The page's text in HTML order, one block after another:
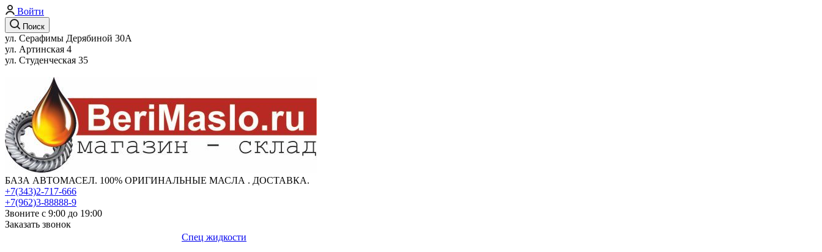
Войти
Поиск
ул. Серафимы Дерябиной 30А
ул. Артинская 4
ул. Студенческая 35
БАЗА АВТОМАСЕЛ. 100% ОРИГИНАЛЬНЫЕ МАСЛА . ДОСТАВКА.
+7(343)2-717-666
+7(962)3-88888-9
Звоните с 9:00 до 19:00
Заказать звонок
Спец жидкости